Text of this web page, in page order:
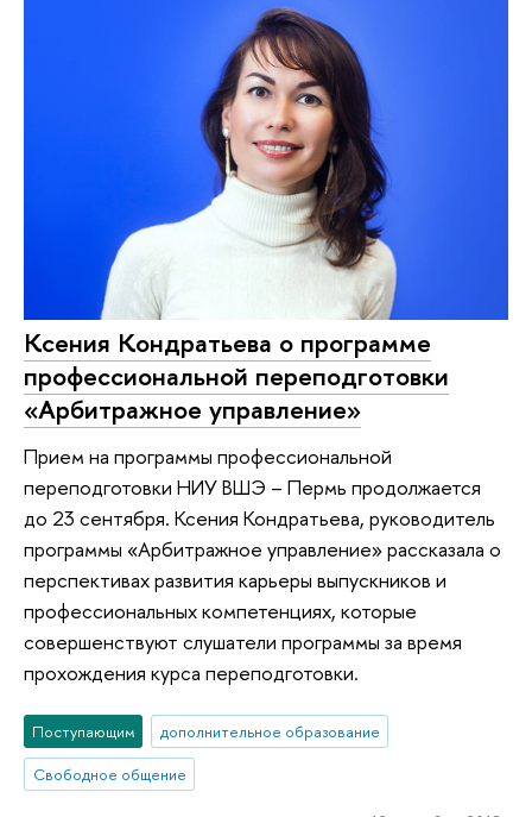
Ксения Кондратьева о программе
профессиональной переподготовки
«Арбитражное управление»
Прием на программы профессиональной
переподготовки НИУ ВШЭ – Пермь продолжается
до 23 сентября. Ксения Кондратьева, руководитель
программы «Арбитражное управление» рассказала о
перспективах развития карьеры выпускников и
профессиональных компетенциях, которые
совершенствуют слушатели программы за время
прохождения курса переподготовки.
Поступающим
дополнительное образование
Свободное общение